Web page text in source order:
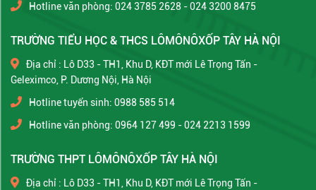
Hotline văn phòng: 024 3785 2628 - 024 3200 8475
TRƯỜNG TIỂU HỌC & THCS LÔMÔNÔXỐP TÂY HÀ NỘI
Địa chỉ : Lô D33 - TH1, Khu D, KĐT mới Lê Trọng Tấn -
Geleximco, P. Dương Nội, Hà Nội
Hotline tuyển sinh: 0988 585 514
Hotline văn phòng: 0964 127 499 - 024 2213 1599
TRƯỜNG THPT LÔMÔNÔXỐP TÂY HÀ NỘI
Địa chỉ : Lô D33 - TH1, Khu D, KĐT mới Lê Trọng Tấn -